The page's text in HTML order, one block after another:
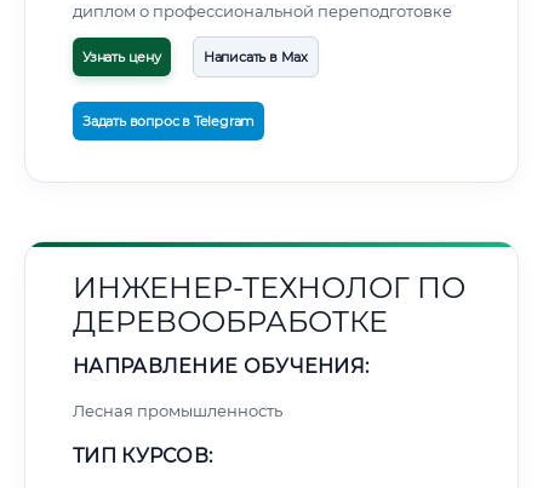
диплом о профессиональной переподготовке
Узнать цену Написать в Max
Задать вопрос в Telegram
ИНЖЕНЕР-ТЕХНОЛОГ ПО
ДЕРЕВООБРАБОТКЕ
НАПРАВЛЕНИЕ ОБУЧЕНИЯ:
Лесная промышленность
ТИП КУРСОВ: